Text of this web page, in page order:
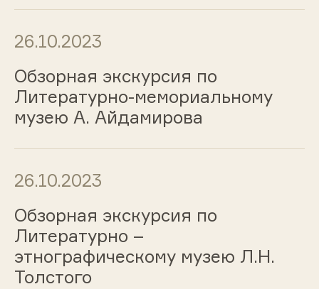
26.10.2023
Обзорная экскурсия по
Литературно-мемориальному
музею А. Айдамирова
26.10.2023
Обзорная экскурсия по
Литературно –
этнографическому музею Л.Н.
Толстого